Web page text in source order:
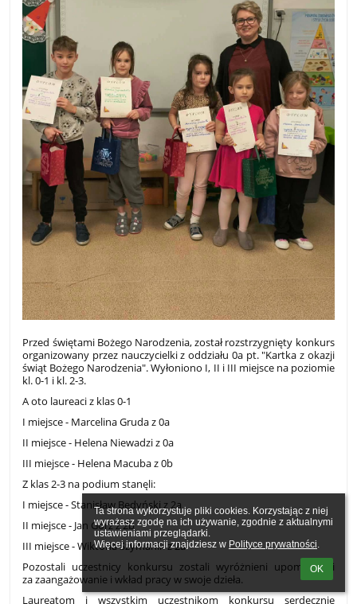
Ta strona wykorzystuje pliki cookies. Korzystając z niej
wyrażasz zgodę na ich używanie, zgodnie z aktualnymi
ustawieniami przeglądarki.
Więcej informacji znajdziesz w Polityce prywatności.
OK
Przed świętami Bożego Narodzenia, został rozstrzygnięty konkurs
organizowany przez nauczycielki z oddziału 0a pt. "Kartka z okazji
świąt Bożego Narodzenia". Wyłoniono I, II i III miejsce na poziomie
kl. 0-1 i kl. 2-3.
A oto laureaci z klas 0-1
I miejsce - Marcelina Gruda z 0a
II miejsce - Helena Niewadzi z 0a
III miejsce - Helena Macuba z 0b
Z klas 2-3 na podium stanęli:
I miejsce - Stanisław Bedyński z 2a
II miejsce - Jan Gorz z 2b
III miejsce - Wiktoria Szymanik z 2a
Pozostali uczestnicy konkursu zostali wyróżnieni upominkami
za zaangażowanie i wkład pracy w swoje dzieła.
Laureatom i wszystkim uczestnikom konkursu serdecznie